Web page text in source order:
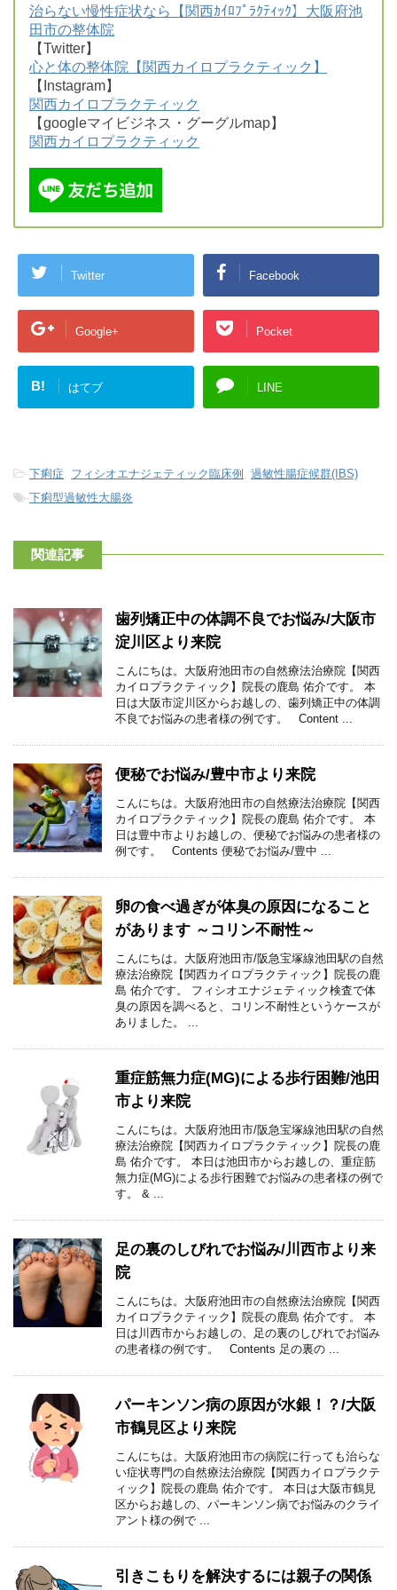
治らない慢性症状なら【関西ｶｲﾛﾌﾟﾗｸﾃｨｯｸ】大阪府池
田市の整体院
【Twitter】
心と体の整体院【関西カイロプラクティック】
【Instagram】
関西カイロプラクティック
【googleマイビジネス・グーグルmap】
関西カイロプラクティック
Twitter Facebook
Google+ Pocket
B! はてブ LINE
-下痢症, フィシオエナジェティック臨床例 , 過敏性腸症候群(IBS)
-下痢型過敏性大腸炎
関連記事
歯列矯正中の体調不良でお悩み/大阪市
淀川区より来院
こんにちは。大阪府池田市の自然療法治療院【関西
カイロプラクティック】院長の鹿島 佑介です。 本
日は大阪市淀川区からお越しの、歯列矯正中の体調
不良でお悩みの患者様の例です。 Content ...
便秘でお悩み/豊中市より来院
こんにちは。大阪府池田市の自然療法治療院【関西
カイロプラクティック】院長の鹿島 佑介です。 本
日は豊中市よりお越しの、便秘でお悩みの患者様の
例です。 Contents 便秘でお悩み/豊中 ...
卵の食べ過ぎが体臭の原因になること
があります ～コリン不耐性～
こんにちは。大阪府池田市/阪急宝塚線池田駅の自然
療法治療院【関西カイロプラクティック】院長の鹿
島 佑介です。 フィシオエナジェティック検査で体
臭の原因を調べると、コリン不耐性というケースが
ありました。 ...
重症筋無力症(MG)による歩行困難/池田
市より来院
こんにちは。大阪府池田市/阪急宝塚線池田駅の自然
療法治療院【関西カイロプラクティック】院長の鹿
島 佑介です。 本日は池田市からお越しの、重症筋
無力症(MG)による歩行困難でお悩みの患者様の例で
す。 & ...
足の裏のしびれでお悩み/川西市より来
院
こんにちは。大阪府池田市の自然療法治療院【関西
カイロプラクティック】院長の鹿島 佑介です。 本
日は川西市からお越しの、足の裏のしびれでお悩み
の患者様の例です。 Contents 足の裏の ...
パーキンソン病の原因が水銀！？/大阪
市鶴見区より来院
こんにちは。大阪府池田市の病院に行っても治らな
い症状専門の自然療法治療院【関西カイロプラクテ
ィック】院長の鹿島 佑介です。 本日は大阪市鶴見
区からお越しの、パーキンソン病でお悩みのクライ
アント様の例で ...
引きこもりを解決するには親子の関係